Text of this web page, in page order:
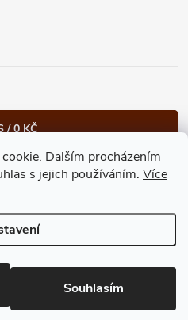
Dalším procházením
s jejich používáním. Více
Souhlasím
/0 KČ
Bonvolo - přidej se taky
Premium
. Všechna práva vyhrazena.
cookies